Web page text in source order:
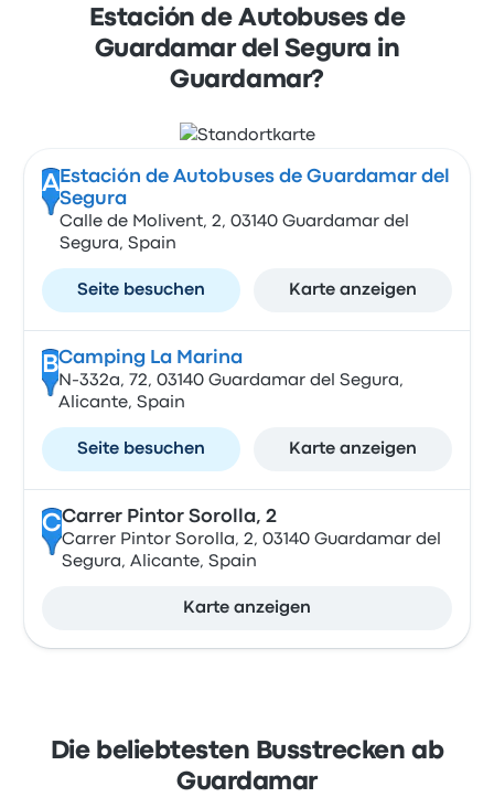
Estación de Autobuses de
Guardamar del Segura in
Guardamar?
A Estación de Autobuses de Guardamar del
Segura
Calle de Molivent, 2, 03140 Guardamar del
Segura, Spain
Seite besuchen Karte anzeigen
BCamping La Marina
N-332a, 72, 03140 Guardamar del Segura,
Alicante, Spain
Seite besuchen Karte anzeigen
CCarrer Pintor Sorolla, 2
Carrer Pintor Sorolla, 2, 03140 Guardamar del
Segura, Alicante, Spain
Karte anzeigen
Die beliebtesten Busstrecken ab
Guardamar